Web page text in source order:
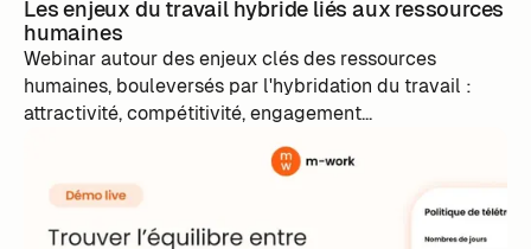
Les enjeux du travail hybride liés aux ressources
humaines
Webinar autour des enjeux clés des ressources
humaines, bouleversés par l'hybridation du travail :
attractivité, compétitivité, engagement...